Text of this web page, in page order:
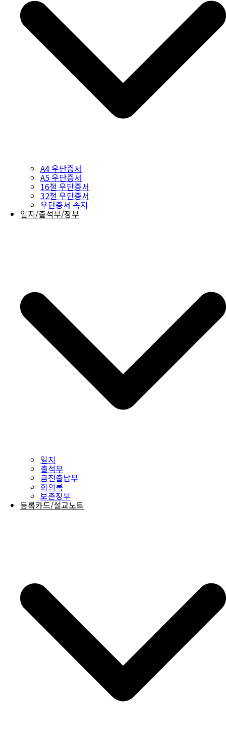
A4 우단증서
A5 우단증서
16절 우단증서
32절 우단증서
우단증서 속지
일지/출석부/장부
일지
출석부
금전출납부
회의록
보존장부
등록카드/설교노트